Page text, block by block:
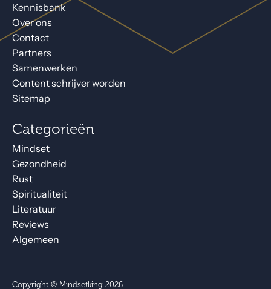
Kennisbank
Over ons
Contact
Partners
Samenwerken
Content schrijver worden
Sitemap
Categorieën
Mindset
Gezondheid
Rust
Spiritualiteit
Literatuur
Reviews
Algemeen
Copyright © Mindsetking 2026